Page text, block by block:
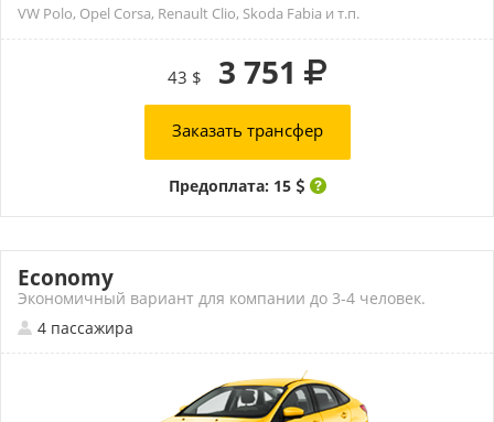
VW Polo, Opel Corsa, Renault Clio, Skoda Fabia и т.п.
43 $ 3 751
Заказать трансфер
Предоплата: 15
Economy
Экономичный вариант для компании до 3-4 человек.
4 пассажира